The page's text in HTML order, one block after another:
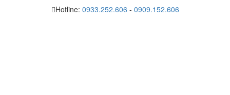
Hotline: 0933.252.606 - 0909.152.606